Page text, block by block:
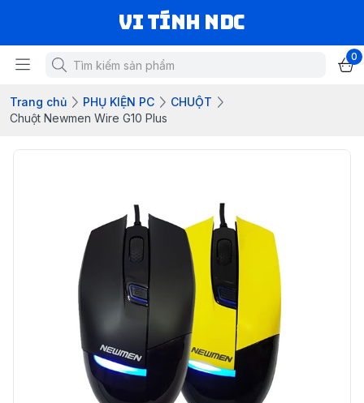
VI TÍNH NDC
0
Trang chủ PHỤ KIỆN PC
CHUỘT
Chuột Newmen Wire G10 Plus